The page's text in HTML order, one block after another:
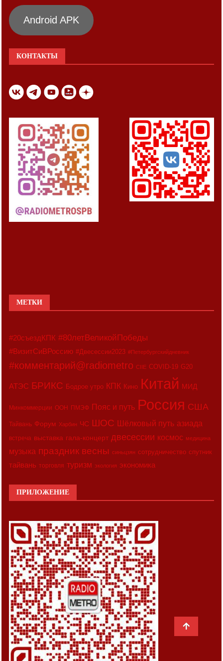
Android APK
КОНТАКТЫ
МЕТКИ
#20съездКПК #80летВеликойПобеды
#ВизитСиВРоссию #Двесессии2023 #Петербургскийдневник
#комментарий@radiometro CIIE COVID-19 G20
АТЭС БРИКС Бодрое утро КПК Кино Китай МИД
Минкоммерции ООН ПМЭФ Пояс и путь Россия США
Тайвань Форум Харбин ЧС ШОС Шёлковый путь азиада
встреча выставка гала-концерт двесессии космос медицина
музыка праздник весны синьцзян сотрудничество спутник
тайвань торговля туризм экология экономика
ПРИЛОЖЕНИЕ